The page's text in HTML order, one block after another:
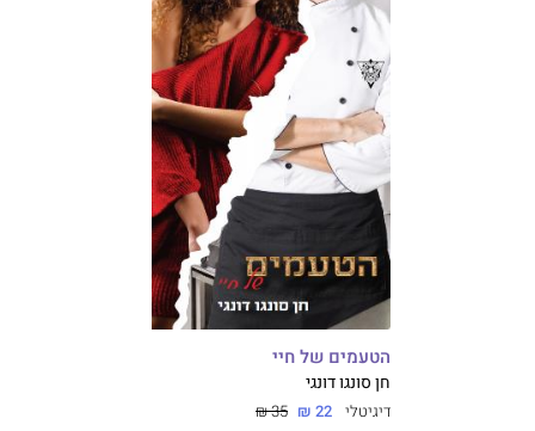
הטעמים של חיי
חן סונגו דונגי
דיגיטלי 22 ₪
35 ₪